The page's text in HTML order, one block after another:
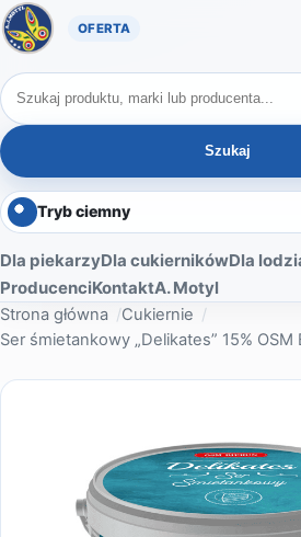
Oferta A. Motyl
Szukaj produktów
Szukaj
Tryb ciemny
Dla piekarzyDla cukiernikówDla
ProducenciKontaktA. Motyl
Strona główna
Cukiernie
Ser śmietankowy „Delikates” 15% OSM